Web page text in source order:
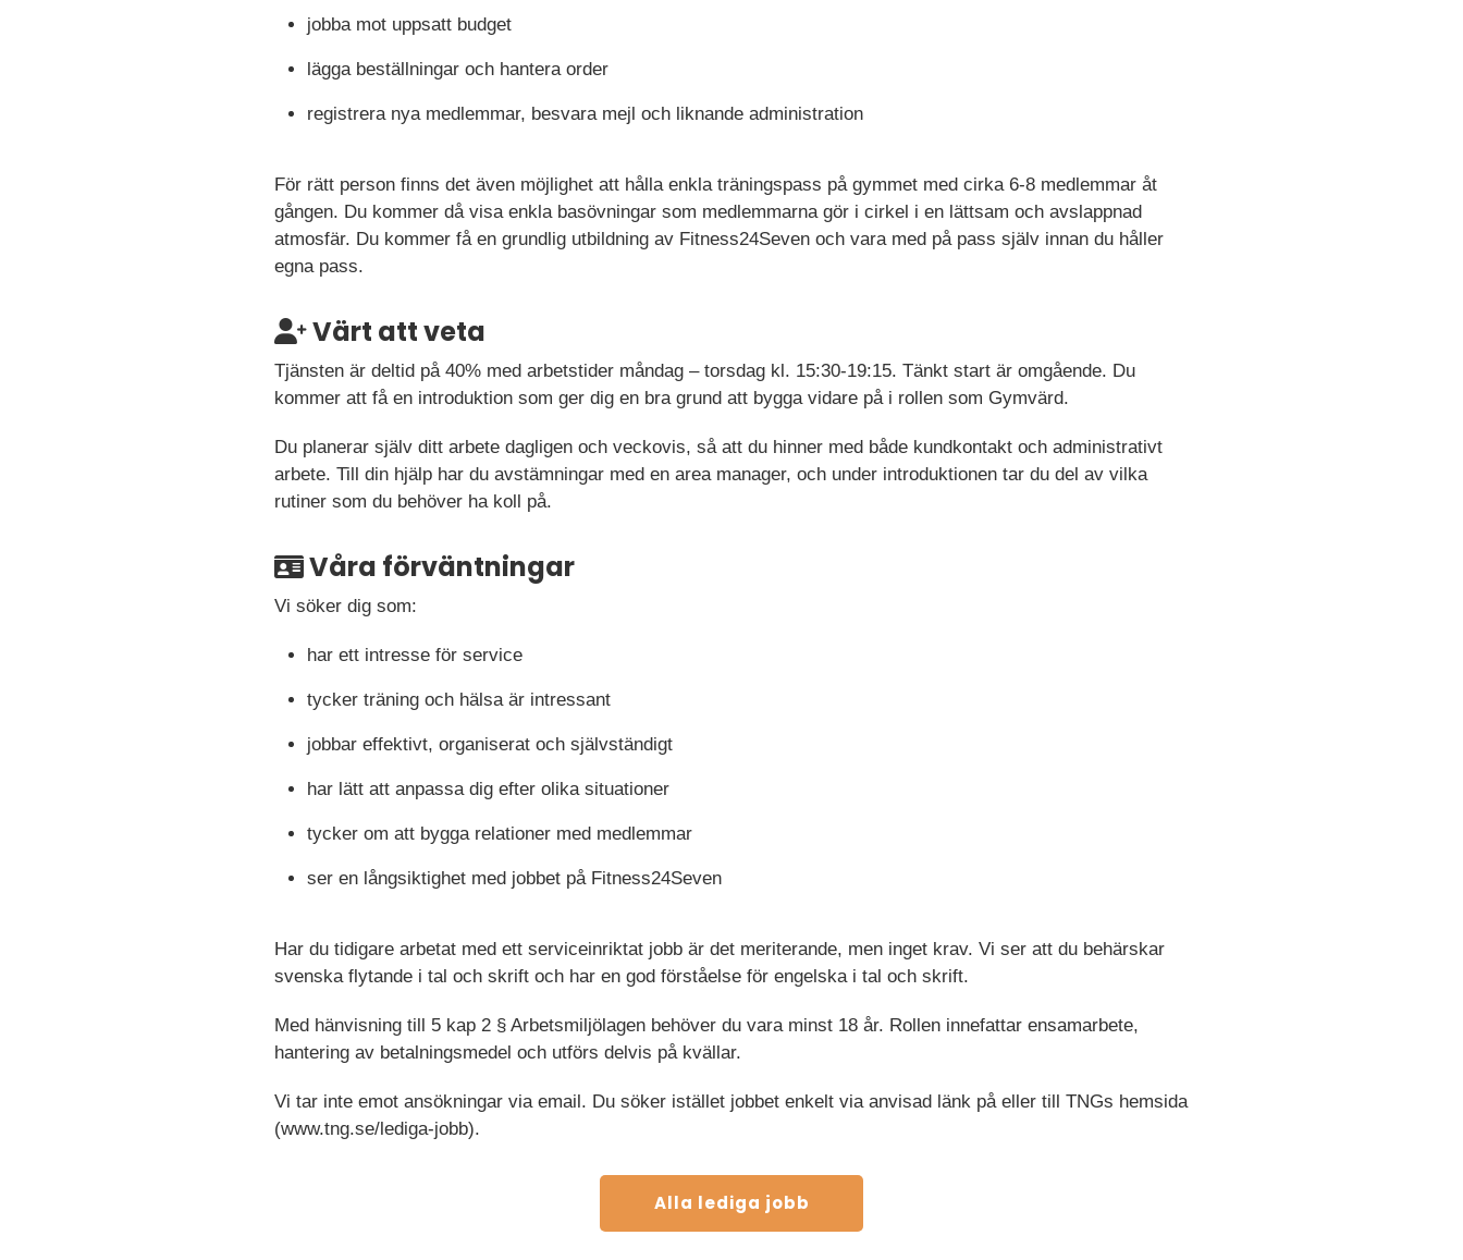
jobba mot uppsatt budget
lägga beställningar och hantera order
registrera nya medlemmar, besvara mejl och liknande administration
För rätt person finns det även möjlighet att hålla enkla träningspass på gymmet med cirka 6-8 medlemmar åt
gången. Du kommer då visa enkla basövningar som medlemmarna gör i cirkel i en lättsam och avslappnad
atmosfär. Du kommer få en grundlig utbildning av Fitness24Seven och vara med på pass själv innan du håller
egna pass.
Värt att veta
Tjänsten är deltid på 40% med arbetstider måndag – torsdag kl. 15:30-19:15. Tänkt start är omgående. Du
kommer att få en introduktion som ger dig en bra grund att bygga vidare på i rollen som Gymvärd.
Du planerar själv ditt arbete dagligen och veckovis, så att du hinner med både kundkontakt och administrativt
arbete. Till din hjälp har du avstämningar med en area manager, och under introduktionen tar du del av vilka
rutiner som du behöver ha koll på.
Våra förväntningar
Vi söker dig som:
har ett intresse för service
tycker träning och hälsa är intressant
jobbar effektivt, organiserat och självständigt
har lätt att anpassa dig efter olika situationer
tycker om att bygga relationer med medlemmar
ser en långsiktighet med jobbet på Fitness24Seven
Har du tidigare arbetat med ett serviceinriktat jobb är det meriterande, men inget krav. Vi ser att du behärskar
svenska flytande i tal och skrift och har en god förståelse för engelska i tal och skrift.
Med hänvisning till 5 kap 2 § Arbetsmiljölagen behöver du vara minst 18 år. Rollen innefattar ensamarbete,
hantering av betalningsmedel och utförs delvis på kvällar.
Vi tar inte emot ansökningar via email. Du söker istället jobbet enkelt via anvisad länk på eller till TNGs hemsida
(www.tng.se/lediga-jobb).
Alla lediga jobb